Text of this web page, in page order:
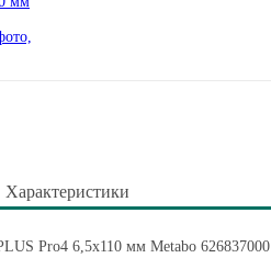
Характеристики
Pro4 6,5х110 мм Metabo 626837000